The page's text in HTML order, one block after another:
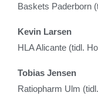
Baskets Paderborn
Kevin Larsen
HLA Alicante (tidl.
Tobias Jensen
Ratiopharm Ulm